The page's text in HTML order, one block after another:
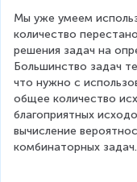
\
c
d
o
t
8
\
c
d
o
t
6!
}
{
2
}
=
\f
r
a
}
^
{
2
}
=
\f
t
k
_
2
=
6
\
c
d
r
a
c
{
k
}
{
r
a
c
{
3
}
Мы уже умеем
количество
решения задач на
Большинство задач
что нужно с
общее количество
благоприятных
вычисление
комбинаторных задач.